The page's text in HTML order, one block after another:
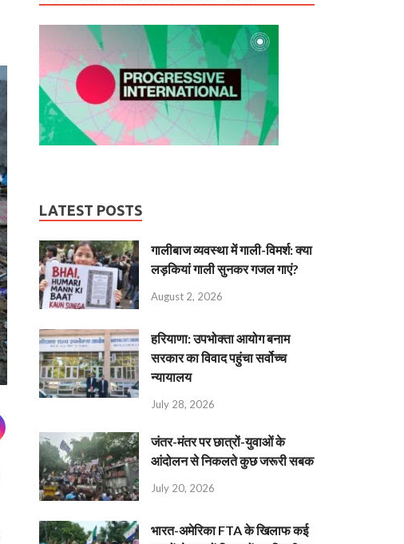
LATEST POSTS
गालीबाज व्‍यवस्‍था में गाली-विमर्श: क्या
लड़कियां गाली सुनकर गजल गाएं?
August 2, 2026
हरियाणा: उपभोक्ता आयोग बनाम
सरकार का विवाद पहुंचा सर्वोच्च
न्यायालय
July 28, 2026
जंतर-मंतर पर छात्रों-युवाओं के
आंदोलन से निकलते कुछ जरूरी सबक
July 20, 2026
भारत-अमेरिका FTA के खिलाफ कई